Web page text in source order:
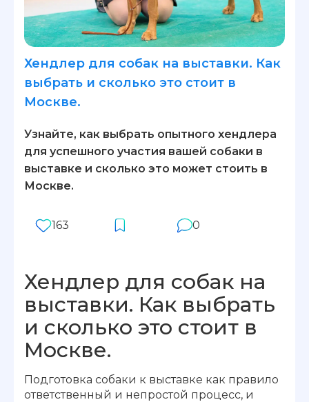
Хендлер для собак на выставки. Как
выбрать и сколько это стоит в
Москве.
Узнайте, как выбрать опытного хендлера
для успешного участия вашей собаки в
выставке и сколько это может стоить в
Москве.
163 0
Хендлер для собак на
выставки. Как выбрать
и сколько это стоит в
Москве.
Подготовка собаки к выставке как правило
ответственный и непростой процесс, и